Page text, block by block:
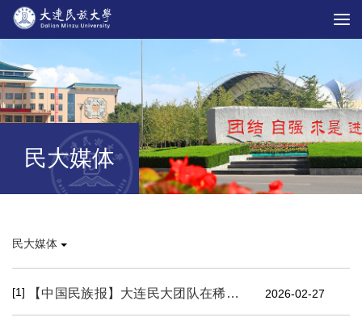
民大媒体
民大媒体
[1] 【中国民族报】大连民大团队在稀土相关研究领域取得重要进展 2026-02-27